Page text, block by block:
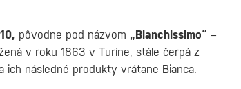
pôvodne pod názvom „Bianchissimo“ –
v roku 1863 v Turíne, stále čerpá z
ich následné produkty vrátane Bianca.